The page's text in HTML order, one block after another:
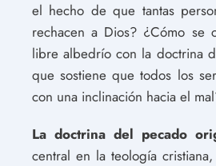
el hecho de que tantas
rechacen a Dios? ¿Cómo se
libre albedrío con la doctrina
que sostiene que todos los
con una inclinación hacia el
La doctrina del pecado
central en la teología